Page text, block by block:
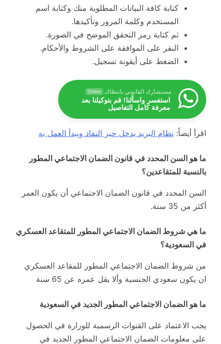
كتابة كافة البيانات المطلوبة منك وكتابة اسم
المستخدم وكلمة المرور وتأكيدها.
ثم كتابة رمز التحقق الموضح في الصورة.
النقر على الموافقة على الشروط والأحكام.
الضغط على أيقونة تسجيل.
مستشارك القانوني بانتظاك Online
استفسر واسألنا! قم بتوكيلنا بعد
معرفة كامل التفاصيل
اقرأ أيضاً: نظام البريد يدخل حيز النفاذ ويبدأ العمل به
ما هو السن المحدد في قانون الضمان الاجتماعي المطور
بالنسبة للمتقاعدين؟
السن المحدد في قانون الضمان الاجتماعي أن يكون العمر
أكثر من 35 سنة.
ما هي شروط الضمان الاجتماعي المطور للمتقاعد العسكري
في السعودية؟
من شروط الضمان الاجتماعي المطور للمقاعد العسكري
ان يكون سعودي الجنسية وألا يقل عمره عن 65 سنة
ما هو الضمان الاجتماعي المطور الجديد في السعودية
يجب الاعتماد على القنوات الرسمية للوزارة في الحصول
على معلومات الضمان الاجتماعي المطور الجديد في